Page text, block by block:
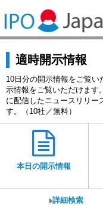
適時開示情報
10日分の開示情報をご覧い
示情報をご覧いただけます
に配信したニュースリリー
す。（10社／無料）
本日の開示情報
詳細検索